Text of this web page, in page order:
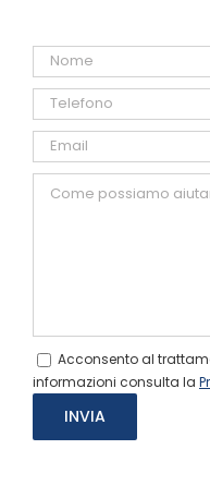
Acconsento al
informazioni consulta la